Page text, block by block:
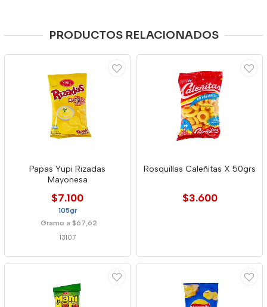
PRODUCTOS RELACIONADOS
Papas Yupi Rizadas
Mayonesa
$7.100
105gr
Gramo a $67,62
13107
Rosquillas Caleñitas X 50grs
$3.600